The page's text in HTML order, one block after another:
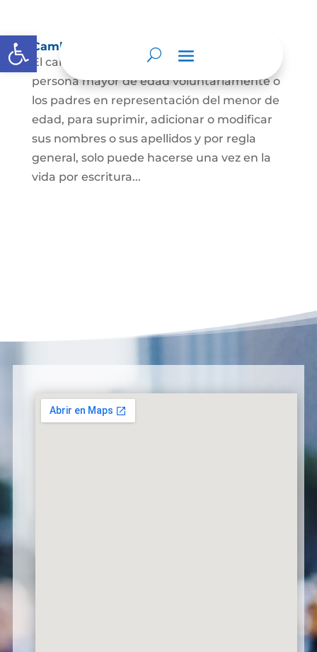
Abrir barra de herramientas
Cambio Nombre
El cambio de nombre lo podrá hacer la
persona mayor de edad voluntariamente o
los padres en representación del menor de
edad, para suprimir, adicionar o modificar
sus nombres o sus apellidos y por regla
general, solo puede hacerse una vez en la
vida por escritura...